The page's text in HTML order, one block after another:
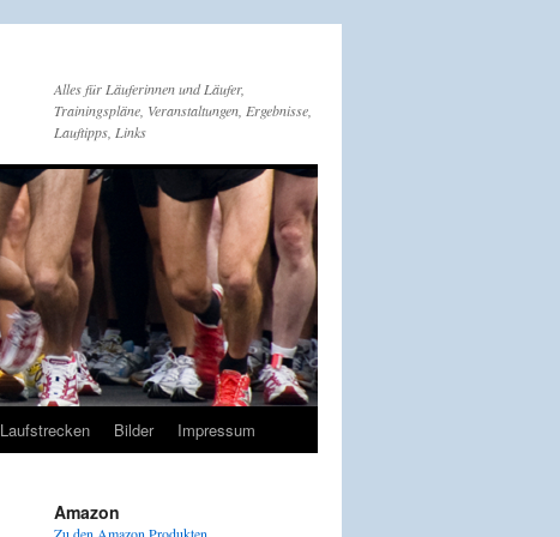
Alles für Läuferinnen und Läufer,
Trainingspläne, Veranstaltungen, Ergebnisse,
Lauftipps, Links
Laufstrecken Bilder Impressum
Amazon